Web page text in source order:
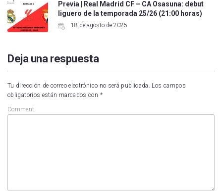
Previa | Real Madrid CF – CA Osasuna: debut
liguero de la temporada 25/26 (21:00 horas)
18 de agosto de 2025
Deja una respuesta
Tu dirección de correo electrónico no será publicada. Los campos
obligatorios están marcados con *
Comment